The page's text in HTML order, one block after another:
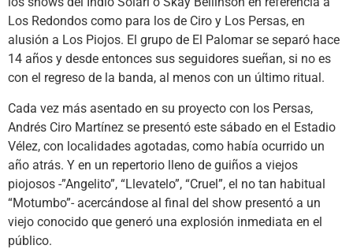
Los Redondos como para los de Ciro y Los Persas, en
alusión a Los Piojos. El grupo de El Palomar se separó hace
14 años y desde entonces sus seguidores sueñan, si no es
con el regreso de la banda, al menos con un último ritual.
Cada vez más asentado en su proyecto con los Persas,
Andrés Ciro Martínez se presentó este sábado en el Estadio
Vélez, con localidades agotadas, como había ocurrido un
año atrás. Y en un repertorio lleno de guiños a viejos
piojosos -”Angelito”, “Llevatelo”, “Cruel”, el no tan habitual
“Motumbo”- acercándose al final del show presentó a un
viejo conocido que generó una explosión inmediata en el
público.